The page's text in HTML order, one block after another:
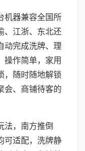
机器兼容全国所
、江浙、东北还
动完成洗牌、理
操作简单，家用
，随时随地解锁
会、商铺待客的
法，南方推倒
可适配，洗牌静